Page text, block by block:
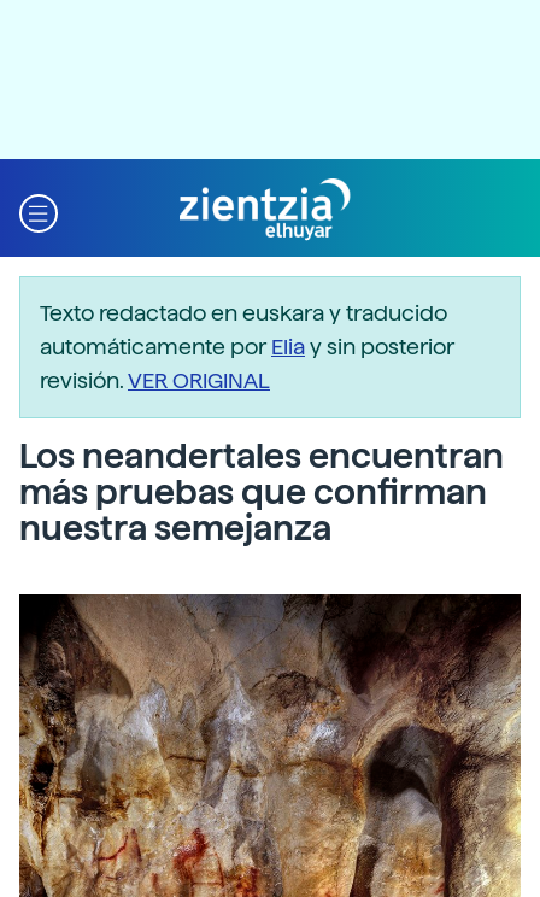
Texto redactado en euskara y traducido
automáticamente porEliay sin posterior
revisión.VER ORIGINAL
Los neandertales encuentran
más pruebas que confirman
nuestra semejanza